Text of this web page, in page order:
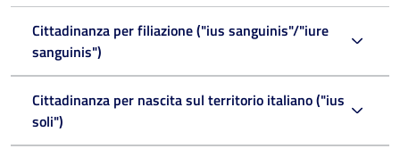
Cittadinanza per filiazione ("ius sanguinis"/"iure
sanguinis")
Cittadinanza per nascita sul territorio italiano ("ius
soli")